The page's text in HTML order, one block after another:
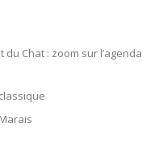
du Chat : zoom sur l’agenda